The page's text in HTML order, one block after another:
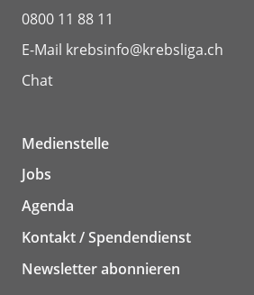
0800 11 88 11
E-Mail krebsinfo@krebsliga.ch
Chat
Medienstelle
Jobs
Agenda
Kontakt / Spendendienst
Newsletter abonnieren